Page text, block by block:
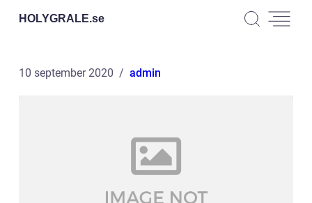
HOLYGRALE.se
10 september 2020 admin